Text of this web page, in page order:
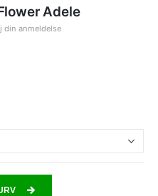
Adele
din anmeldelse